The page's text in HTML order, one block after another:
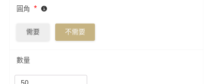
圓角 *
需要 不需要
數量